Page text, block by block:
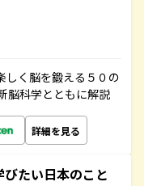
しく脳を鍛える５０の
脳科学とともに解説
詳細を見る
たい日本のこと